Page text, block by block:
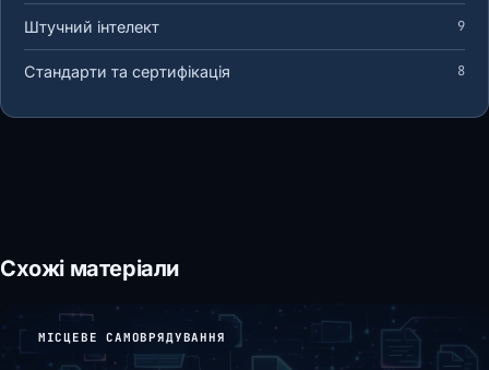
Штучний інтелект 9
Стандарти та сертифікація 8
Схожі матеріали
МІСЦЕВЕ САМОВРЯДУВАННЯ